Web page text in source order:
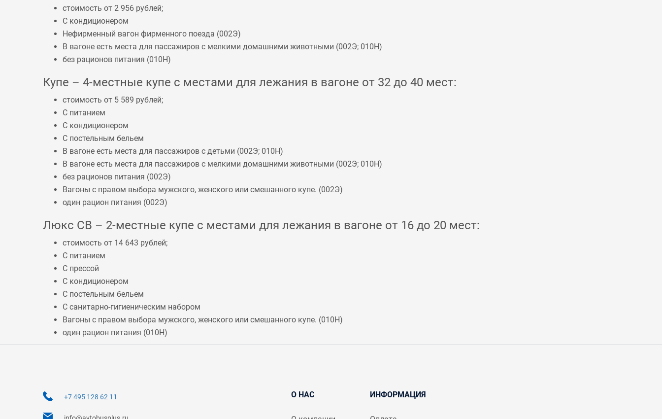
стоимость от 2 956 рублей;
С кондиционером
Нефирменный вагон фирменного поезда (002Э)
В вагоне есть места для пассажиров с мелкими домашними животными (002Э; 010Н)
без рационов питания (010Н)
Купе – 4-местные купе с местами для лежания в вагоне от 32 до 40 мест:
стоимость от 5 589 рублей;
С питанием
С кондиционером
С постельным бельем
В вагоне есть места для пассажиров с детьми (002Э; 010Н)
В вагоне есть места для пассажиров с мелкими домашними животными (002Э; 010Н)
без рационов питания (002Э)
Вагоны с правом выбора мужского, женского или смешанного купе. (002Э)
один рацион питания (002Э)
Люкс СВ – 2-местные купе с местами для лежания в вагоне от 16 до 20 мест:
стоимость от 14 643 рублей;
С питанием
С прессой
С кондиционером
С постельным бельем
С санитарно-гигиеническим набором
Вагоны с правом выбора мужского, женского или смешанного купе. (010Н)
один рацион питания (010Н)
+7 495 128 62 11 О НАС ИНФОРМАЦИЯ